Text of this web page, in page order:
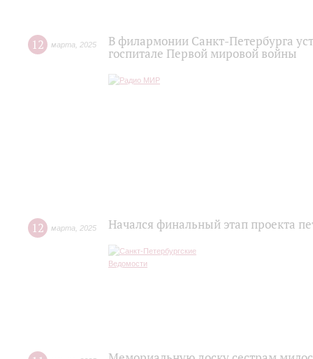
12 марта 2025
В филармонии Санкт-Петербурга
госпитале Первой мировой войны
12 марта 2025 Начался финальный этап проекта